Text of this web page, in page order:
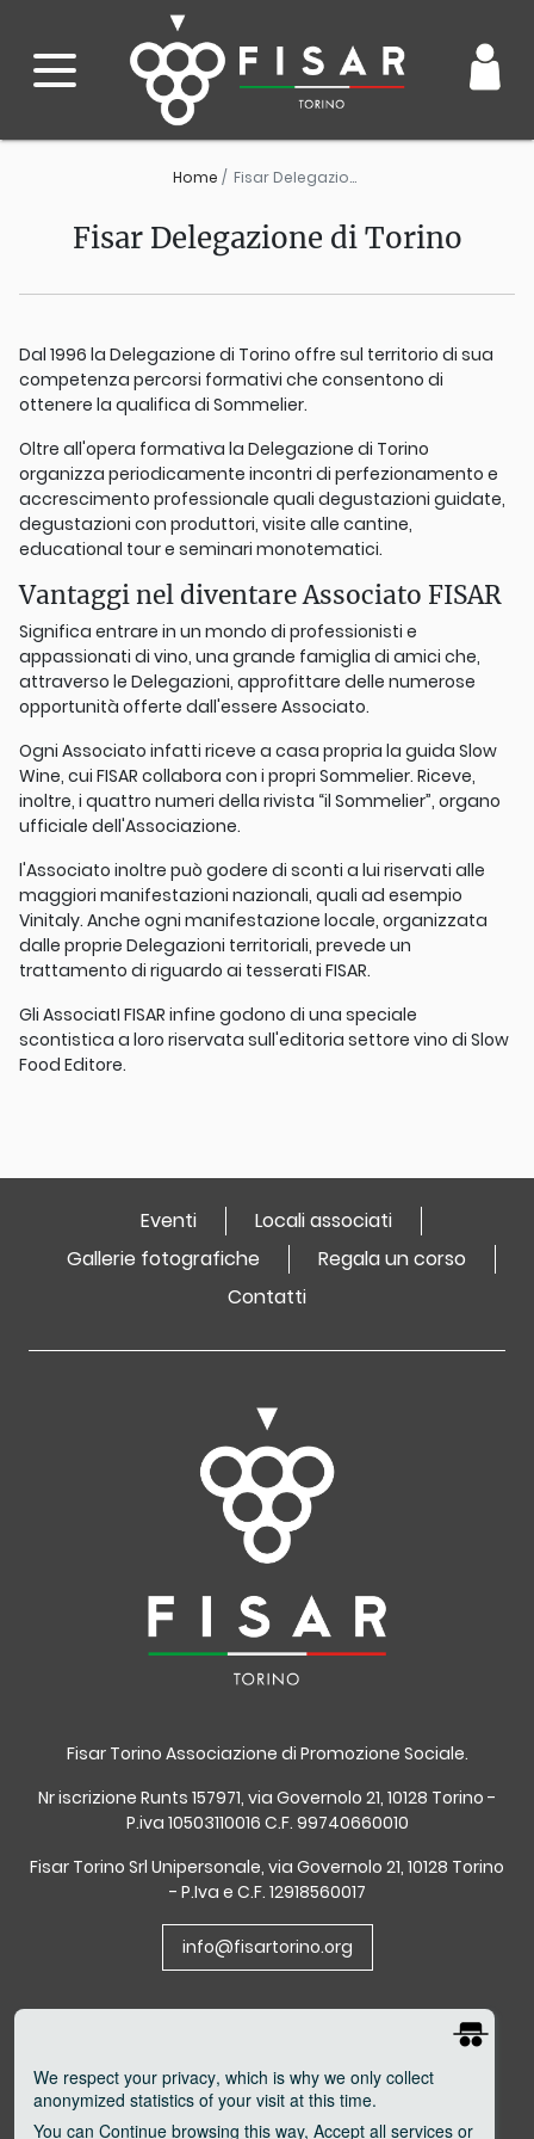
Home Fisar Delegazione di Torino
Fisar Delegazione di Torino
Dal 1996 la Delegazione di Torino offre sul territorio di sua
competenza percorsi formativi che consentono di
ottenere la qualifica di Sommelier.
Oltre all'opera formativa la Delegazione di Torino
organizza periodicamente incontri di perfezionamento e
accrescimento professionale quali degustazioni guidate,
degustazioni con produttori, visite alle cantine,
educational tour e seminari monotematici.
Vantaggi nel diventare Associato FISAR
Significa entrare in un mondo di professionisti e
appassionati di vino, una grande famiglia di amici che,
attraverso le Delegazioni, approfittare delle numerose
opportunità offerte dall'essere Associato.
Ogni Associato infatti riceve a casa propria la guida Slow
Wine, cui FISAR collabora con i propri Sommelier. Riceve,
inoltre, i quattro numeri della rivista “il Sommelier”, organo
ufficiale dell'Associazione.
l'Associato inoltre può godere di sconti a lui riservati alle
maggiori manifestazioni nazionali, quali ad esempio
Vinitaly. Anche ogni manifestazione locale, organizzata
dalle proprie Delegazioni territoriali, prevede un
trattamento di riguardo ai tesserati FISAR.
Gli AssociatI FISAR infine godono di una speciale
scontistica a loro riservata sull'editoria settore vino di Slow
Food Editore.
Eventi
Locali associati
Gallerie fotografiche
Regala un corso
Contatti
Fisar Torino Associazione di Promozione Sociale.
Nr iscrizione Runts 157971, via Governolo 21, 10128 Torino -
P.iva 10503110016 C.F. 99740660010
Fisar Torino Srl Unipersonale, via Governolo 21, 10128 Torino
- P.Iva e C.F. 12918560017
info@fisartorino.org
We respect your privacy, which is why we only collect
anonymized statistics of your visit at this time.
You can Continue browsing this way, Accept all services or